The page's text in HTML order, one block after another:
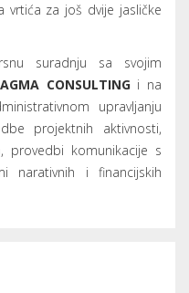
vrtića za još dvije jasličke
suradnju sa svojim
CONSULTINGi na
upravljanju
projektnih aktivnosti,
provedbi komunikacije s
narativnih i financijskih